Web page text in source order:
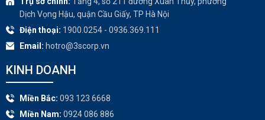
Dịch Vọng Hậu, quận Cầu Giấy, TP Hà Nội
Điện thoại: 1900.0254 - 0936.369.111
Email: hotro@3scorp.vn
KINH DOANH
Miền Bắc: 093 123 6668
Miền Nam: 0924 086 886